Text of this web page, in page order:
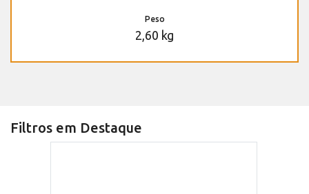
Peso
2,60 kg
Filtros em Destaque